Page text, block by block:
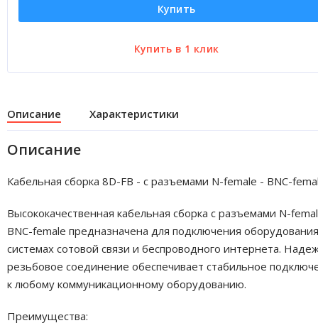
Купить
Описание Характеристики
Описание
Кабельная сборка 8D-FB - с разъемами N-female - BNC-
Высококачественная кабельная сборка с разъемами N-
BNC-female предназначена для подключения
системах сотовой связи и беспроводного интернета.
резьбовое соединение обеспечивает стабильное
к любому коммуникационному оборудованию.
Преимущества: